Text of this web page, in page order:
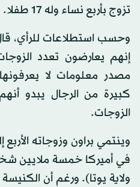
تزوج بأربع نساء وله 17 طفلا.
وحسب استطلاعات للرأي،
إنهم يعارضون تعدد
مصدر معلومات لا
كبيرة من الرجال يبدو
الزوجات.
وينتمي براون وزوجاته
في أميركا خمسة ملايين
ولاية يوتا). ورغم أن